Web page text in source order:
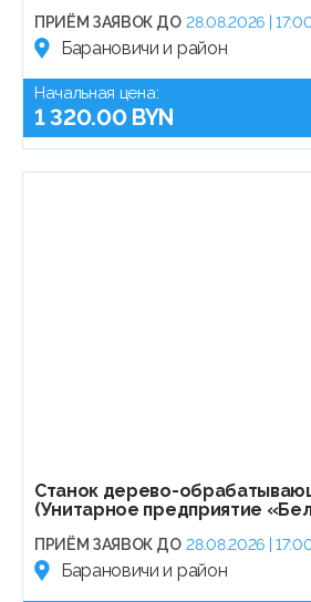
ПРИЁМ ЗАЯВОК ДО 28.08.2026 |
Барановичи и район
Начальная цена:
1 320.00 BYN
Станок дерево-
(Унитарное предприятие
ПРИЁМ ЗАЯВОК ДО 28.08.2026 |
Барановичи и район